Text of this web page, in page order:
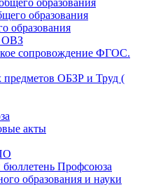
образования
образования
образования
ОВЗ
сопровождение ФГОС.
предметов ОБЗР и Труд (
акты
Профсоюза
образования и науки